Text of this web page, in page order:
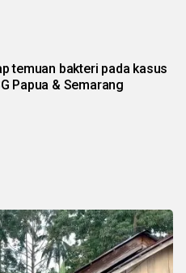
temuan bakteri pada kasus
Papua & Semarang